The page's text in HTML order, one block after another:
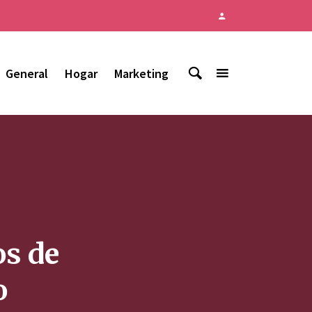
General Hogar Marketing
de